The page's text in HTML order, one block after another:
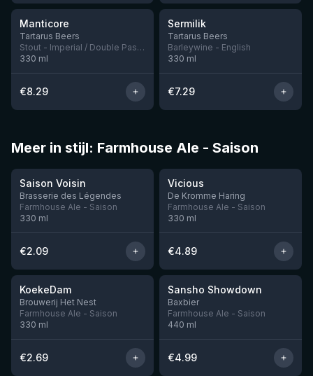
Manticore
Tartarus Beers
Stout - Imperial / Double Pastry
330 ml
€8.29
Sermilik
Tartarus Beers
Barleywine - English
330 ml
€7.29
Meer in stijl: Farmhouse Ale - Saison
★3.29
Saison Voisin
Brasserie des Légendes
Farmhouse Ale - Saison
330 ml
€2.09
★ 3.42
Vicious
De Kromme Haring
Farmhouse Ale - Saison
330 ml
€4.89
★3.3
KoekeDam
Brouwerij Het Nest
Farmhouse Ale - Saison
330 ml
€2.69
Nog 5
★ 3.53
Sansho Showdown
Baxbier
Farmhouse Ale - Saison
440 ml
€4.99